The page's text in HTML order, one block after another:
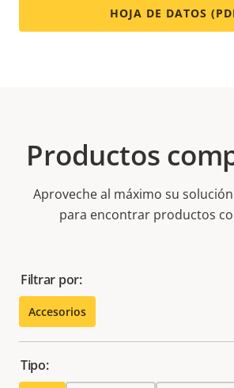
HOJA DE DATOS
Productos
Aproveche al máximo su
para encontrar productos
Filtrar por:
Accesorios
Tipo: